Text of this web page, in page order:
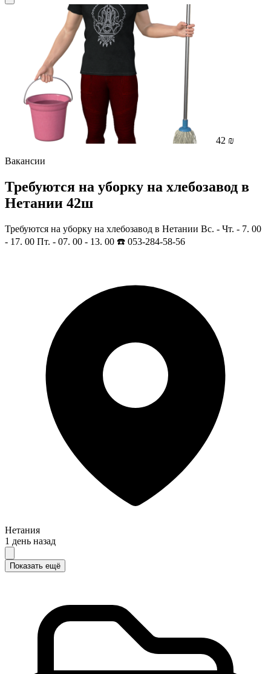
42 ₪
Вакансии
Требуются на уборку на хлебозавод в
Нетании 42ш
Требуются на уборку на хлебозавод в Нетании Вс. - Чт. - 7. 00
- 17. 00 Пт. - 07. 00 - 13. 00 ☎️ 053-284-58-56
Нетания
1 день назад
Показать ещё